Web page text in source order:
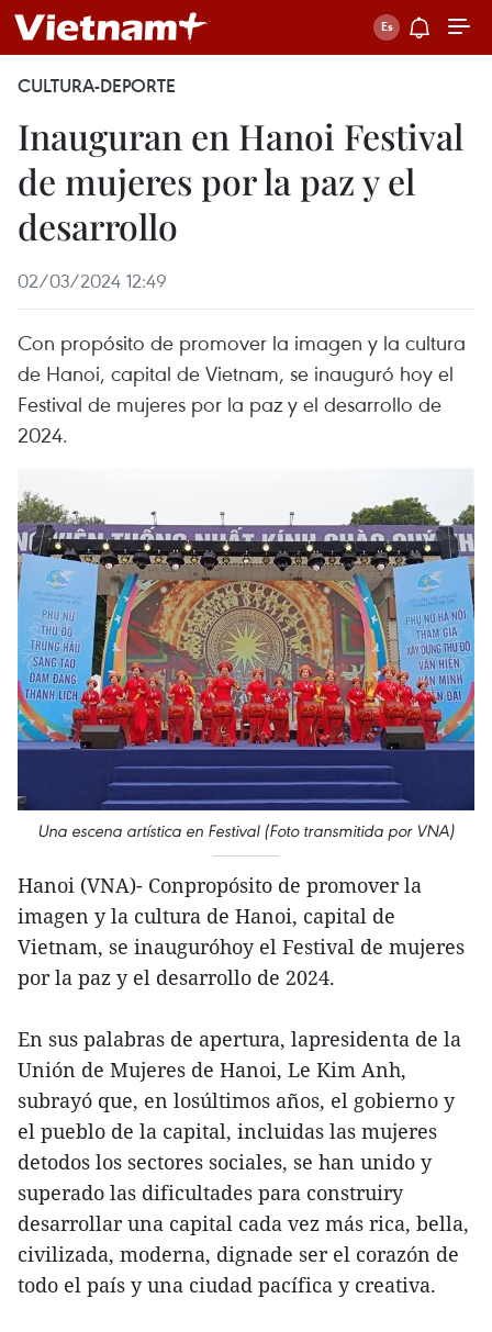
CULTURA-DEPORTE
Inauguran en Hanoi Festival
de mujeres por la paz y el
desarrollo
02/03/2024 12:49
Con propósito de promover la imagen y la cultura
de Hanoi, capital de Vietnam, se inauguró hoy el
Festival de mujeres por la paz y el desarrollo de
2024.
Una escena artística en Festival (Foto transmitida por VNA)
Hanoi (VNA)- Conpropósito de promover la
imagen y la cultura de Hanoi, capital de
Vietnam, se inauguróhoy el Festival de mujeres
por la paz y el desarrollo de 2024.
En sus palabras de apertura, lapresidenta de la
Unión de Mujeres de Hanoi, Le Kim Anh,
subrayó que, en losúltimos años, el gobierno y
el pueblo de la capital, incluidas las mujeres
detodos los sectores sociales, se han unido y
superado las dificultades para construiry
desarrollar una capital cada vez más rica, bella,
civilizada, moderna, dignade ser el corazón de
todo el país y una ciudad pacífica y creativa.